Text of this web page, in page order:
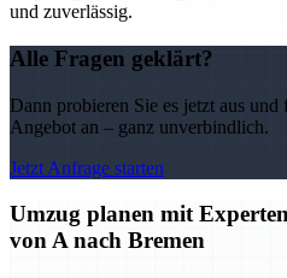
und zuverlässig.
Alle Fragen geklärt?
Dann probieren Sie es jetzt aus
Angebot an – ganz unverbindlich.
Jetzt Anfrage starten
Umzug planen mit
von A nach Bremen